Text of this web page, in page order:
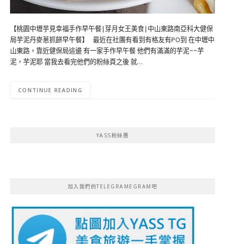
【桃園中壢芋見幸福手作早午餐|芽月女王美食|中山東路南亞科大健保
局芋泥丹麥蔥抓餅早午餐】 最近在社團有看到有格友有PO到 在中壢中
山東路，靠近健保局這邊 有一家手作早午餐 他們有滿滿的芋泥~~芋
泥，芋泥耶 當我去看完他們的粉絲頁之後 就…
CONTINUE READING
YASS粉絲團
加入我們的TELEGRAMEGRAM吧